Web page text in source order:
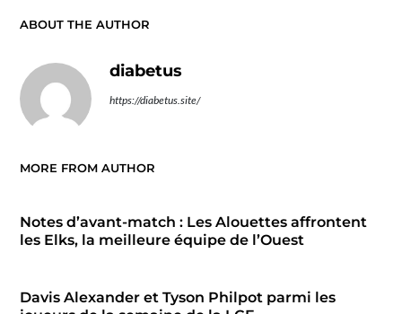
ABOUT THE AUTHOR
diabetus
https://diabetus.site/
MORE FROM AUTHOR
Notes d’avant-match : Les Alouettes affrontent
les Elks, la meilleure équipe de l’Ouest
Davis Alexander et Tyson Philpot parmi les